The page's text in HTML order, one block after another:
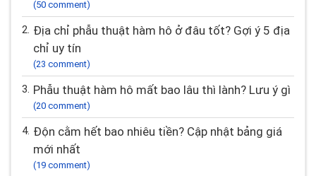
(50 comment)
2. Địa chỉ phẫu thuật hàm hô ở đâu tốt? Gợi ý 5 địa
chỉ uy tín
(23 comment)
3. Phẫu thuật hàm hô mất bao lâu thì lành? Lưu ý gì
(20 comment)
4. Độn cằm hết bao nhiêu tiền? Cập nhật bảng giá
mới nhất
(19 comment)